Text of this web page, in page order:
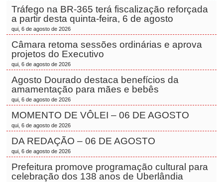
Tráfego na BR-365 terá fiscalização reforçada
a partir desta quinta-feira, 6 de agosto
qui, 6 de agosto de 2026
Câmara retoma sessões ordinárias e aprova
projetos do Executivo
qui, 6 de agosto de 2026
Agosto Dourado destaca benefícios da
amamentação para mães e bebês
qui, 6 de agosto de 2026
MOMENTO DE VÔLEI – 06 DE AGOSTO
qui, 6 de agosto de 2026
DA REDAÇÃO – 06 DE AGOSTO
qui, 6 de agosto de 2026
Prefeitura promove programação cultural para
celebração dos 138 anos de Uberlândia